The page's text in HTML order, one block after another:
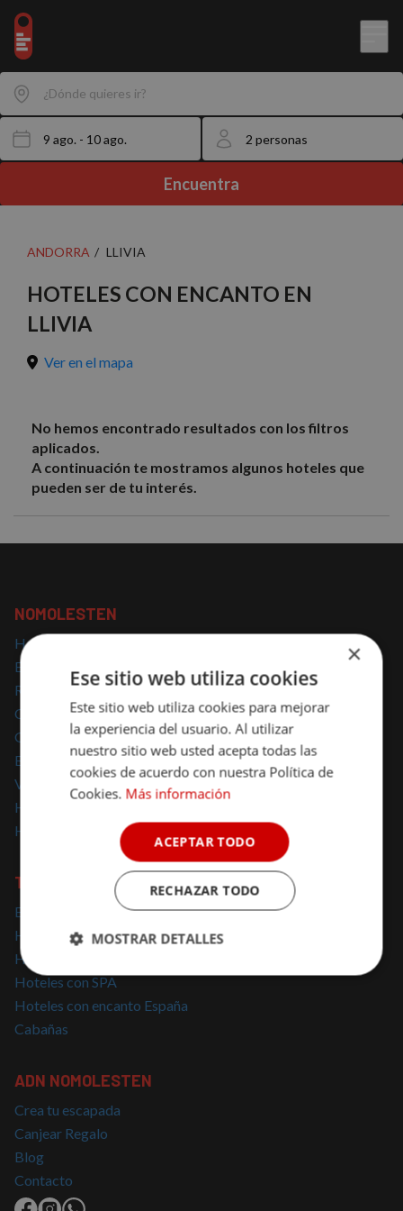
¿Dónde quieres ir?
Encuentra
ANDORRA LLIVIA
HOTELES CON ENCANTO EN
LLIVIA
Ver en el mapa
No hemos encontrado resultados con los filtros
aplicados.
A continuación te mostramos algunos hoteles que
pueden ser de tu interés.
NOMOLESTEN
Hoteles con encanto
Escapadas con encanto
Regalar escapadas
Casas Rurales con encanto
Glamping
Escapadas Románticas
Vacaciones Familiares
Hoteles para mascotas
Hoteles solo para adultos
TOP BÚSQUEDAS
Escapadas cerca de Madrid
Hoteles con Encanto Cataluña
Hoteles con Jacuzzi
Hoteles con SPA
Hoteles con encanto España
Cabañas
ADN NOMOLESTEN
Crea tu escapada
Canjear Regalo
Blog
Contacto
×
Ese sitio web utiliza cookies
Este sitio web utiliza cookies para mejorar
la experiencia del usuario. Al utilizar
nuestro sitio web usted acepta todas las
cookies de acuerdo con nuestra Política de
Cookies. Más información
ACEPTAR TODO
RECHAZAR TODO
MOSTRAR DETALLES
Cookies
estrictamente
necesarias
Cookies de
Cookies de
preferencias